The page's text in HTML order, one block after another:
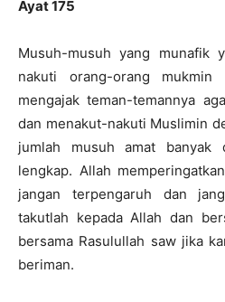
Ayat 175
Musuh-musuh yang munafik
nakuti orang-orang mukmin
mengajak teman-temannya
dan menakut-nakuti Muslimin
jumlah musuh amat banyak
lengkap. Allah
jangan terpengaruh dan
takutlah kepada Allah dan
bersama Rasulullah saw jika
beriman.